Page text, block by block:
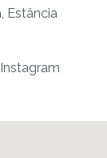
Estância
Instagram